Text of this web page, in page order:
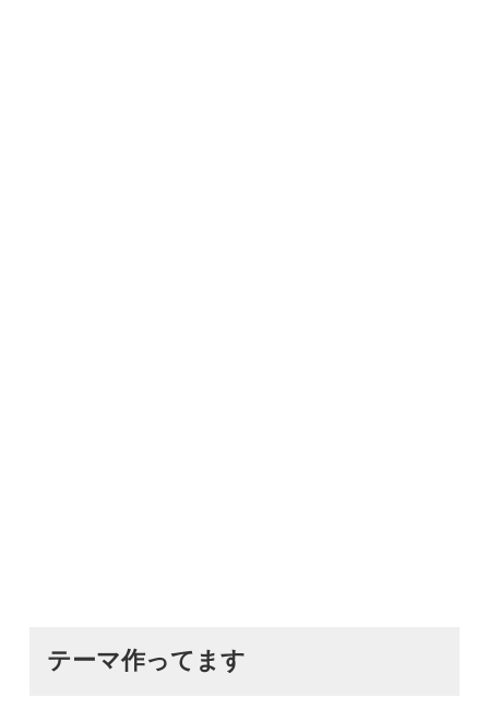
テーマ作ってます